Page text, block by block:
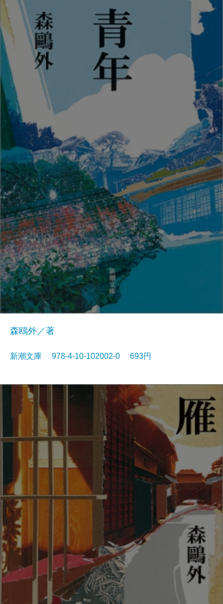
森鴎外／著
新潮文庫 978-4-10-102002-0 693円